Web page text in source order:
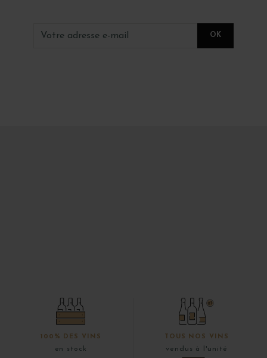
100% DES VINS
en stock
TOUS NOS VINS
vendus à l'unité